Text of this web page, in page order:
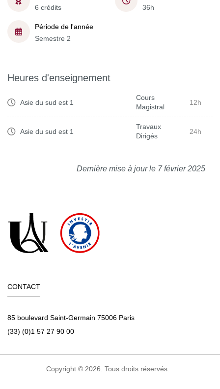
6 crédits
36h
Période de l'année
Semestre 2
Heures d'enseignement
Asie du sud est 1
Cours
Magistral
12h
Asie du sud est 1
Travaux
Dirigés
24h
Dernière mise à jour le 7 février 2025
CONTACT
85 boulevard Saint-Germain 75006 Paris
(33) (0)1 57 27 90 00
Copyright © 2026. Tous droits réservés.